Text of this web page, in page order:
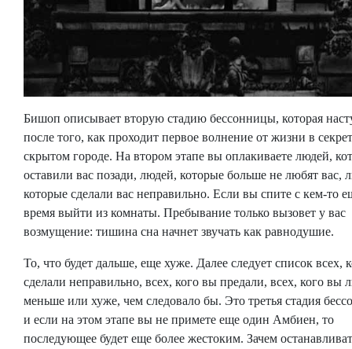
Бишоп описывает вторую стадию бессонницы, которая
после того, как проходит первое волнение от жизни в
скрытом городе. На втором этапе вы оплакиваете людей,
оставили вас позади, людей, которые больше не любят вас,
которые сделали вас неправильно. Если вы спите с кем-то
время выйти из комнаты. Пребывание только вызовет у вас
возмущение: тишина сна начнет звучать как равнодушие.
То, что будет дальше, еще хуже. Далее следует список всех,
сделали неправильно, всех, кого вы предали, всех, кого вы
меньше или хуже, чем следовало бы. Это третья стадия
и если на этом этапе вы не примете еще один Амбиен, то
последующее будет еще более жестоким. Зачем